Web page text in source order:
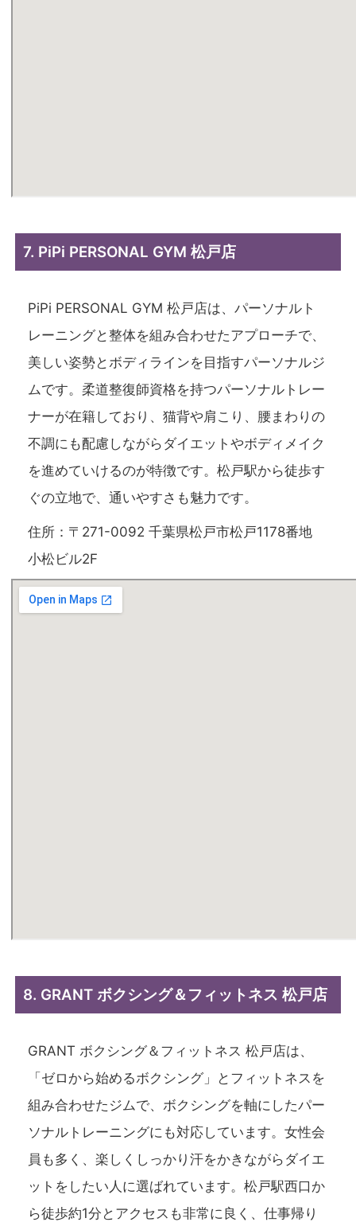
7. PiPi PERSONAL GYM 松戸店
PiPi PERSONAL GYM 松戸店は、パーソナルト
レーニングと整体を組み合わせたアプローチで、
美しい姿勢とボディラインを目指すパーソナルジ
ムです。柔道整復師資格を持つパーソナルトレー
ナーが在籍しており、猫背や肩こり、腰まわりの
不調にも配慮しながらダイエットやボディメイク
を進めていけるのが特徴です。松戸駅から徒歩す
ぐの立地で、通いやすさも魅力です。
住所：〒271-0092 千葉県松戸市松戸1178番地
小松ビル2F
8. GRANT ボクシング＆フィットネス 松戸店
GRANT ボクシング＆フィットネス 松戸店は、
「ゼロから始めるボクシング」とフィットネスを
組み合わせたジムで、ボクシングを軸にしたパー
ソナルトレーニングにも対応しています。女性会
員も多く、楽しくしっかり汗をかきながらダイエ
ットをしたい人に選ばれています。松戸駅西口か
ら徒歩約1分とアクセスも非常に良く、仕事帰り